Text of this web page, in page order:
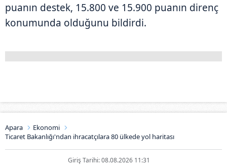
puanın destek, 15.800 ve 15.900 puanın direnç
konumunda olduğunu bildirdi.
Apara
Ekonomi
Ticaret Bakanlığı'ndan ihracatçılara 80 ülkede yol haritası
Giriş Tarihi: 08.08.2026 11:31